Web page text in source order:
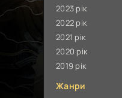
2023 рік
2022 рік
2021 рік
2020 рік
2019 рік
Жанри